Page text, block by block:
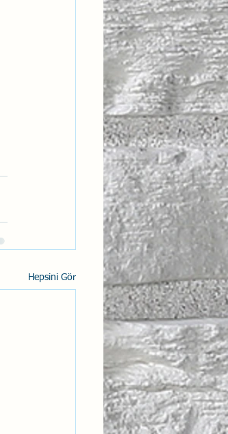
Hepsini Gör